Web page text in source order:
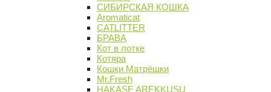
СИБИРСКАЯ КОШКА
Aromaticat
CATLITTER
БРАВА
Кот в лотке
Котяра
Кошки Матрёшки
Mr.Fresh
HAKASE AREKKUSU